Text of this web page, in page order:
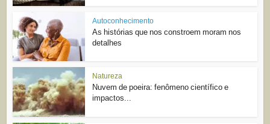
Autoconhecimento
As histórias que nos constroem moram nos
detalhes
Natureza
Nuvem de poeira: fenômeno científico e
impactos...